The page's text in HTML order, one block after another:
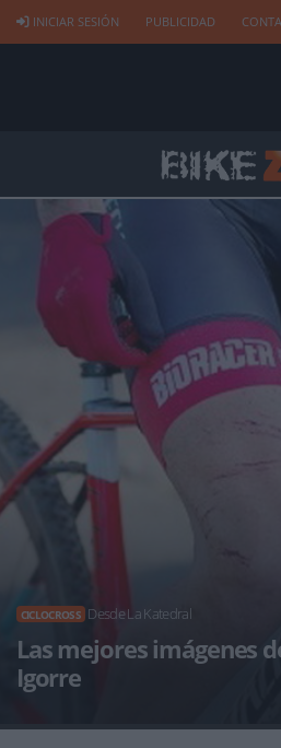
INICIAR SESIÓN PUBLICIDAD
CICLOCROSS Desde La Katedral
Las mejores imágenes
Igorre